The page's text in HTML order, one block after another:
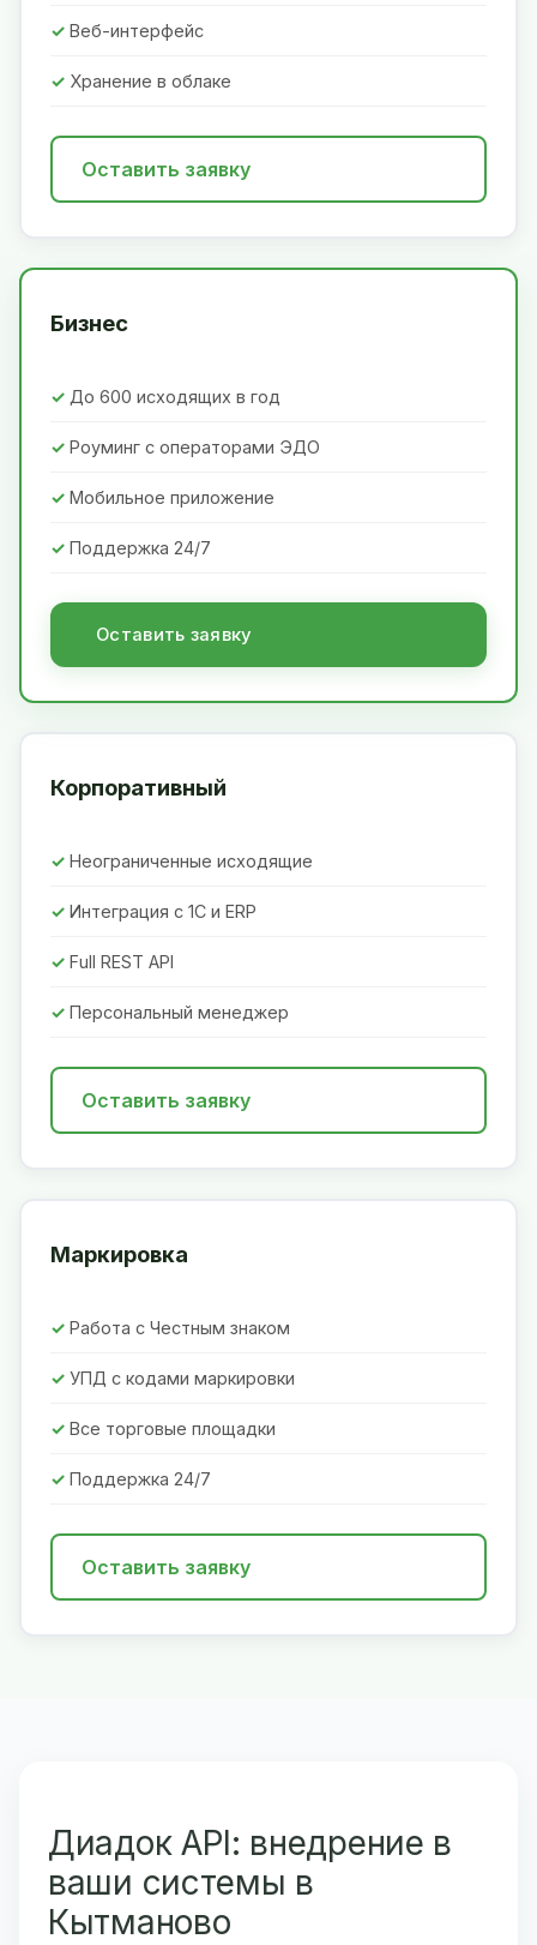
Веб-интерфейс
Хранение в облаке
Оставить заявку
Бизнес
До 600 исходящих в год
Роуминг с операторами ЭДО
Мобильное приложение
Поддержка 24/7
Оставить заявку
Корпоративный
Неограниченные исходящие
Интеграция с 1С и ERP
Full REST API
Персональный менеджер
Оставить заявку
Маркировка
Работа с Честным знаком
УПД с кодами маркировки
Все торговые площадки
Поддержка 24/7
Оставить заявку
Диадок API: внедрение в
ваши системы в
Кытманово